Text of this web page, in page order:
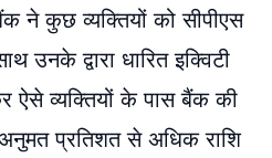
ने कुछ व्यक्तियों को सीपीएस
उनके द्वारा धारित इक्विटी
ऐसे व्यक्तियों के पास बैंक की
प्रतिशत से अधिक राशि